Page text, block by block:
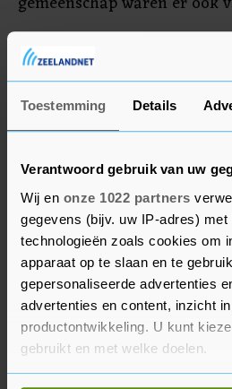
Toestemming Details
Verantwoord gebruik van uw
Wij en onze 1022 partners
gegevens (bijv. uw IP-adres) met
technologieën zoals cookies om
apparaat op te slaan en te
gepersonaliseerde advertenties
advertenties en content, inzicht
productontwikkeling. U kunt
gebruikt en met welke doelen.
Op beelden van De
mensen met Palestijnse
krant zegt dat er naar
mensen deelnamen aan de